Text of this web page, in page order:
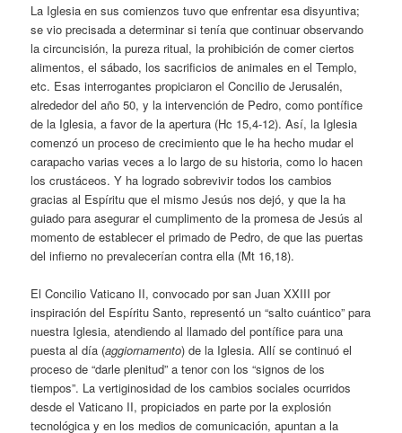
La Iglesia en sus comienzos tuvo que enfrentar esa disyuntiva;
se vio precisada a determinar si tenía que continuar observando
la circuncisión, la pureza ritual, la prohibición de comer ciertos
alimentos, el sábado, los sacrificios de animales en el Templo,
etc. Esas interrogantes propiciaron el Concilio de Jerusalén,
alrededor del año 50, y la intervención de Pedro, como pontífice
de la Iglesia, a favor de la apertura (Hc 15,4-12). Así, la Iglesia
comenzó un proceso de crecimiento que le ha hecho mudar el
carapacho varias veces a lo largo de su historia, como lo hacen
los crustáceos. Y ha logrado sobrevivir todos los cambios
gracias al Espíritu que el mismo Jesús nos dejó, y que la ha
guiado para asegurar el cumplimento de la promesa de Jesús al
momento de establecer el primado de Pedro, de que las puertas
del infierno no prevalecerían contra ella (Mt 16,18).
El Concilio Vaticano II, convocado por san Juan XXIII por
inspiración del Espíritu Santo, representó un “salto cuántico” para
nuestra Iglesia, atendiendo al llamado del pontífice para una
puesta al día (aggiornamento) de la Iglesia. Allí se continuó el
proceso de “darle plenitud” a tenor con los “signos de los
tiempos”. La vertiginosidad de los cambios sociales ocurridos
desde el Vaticano II, propiciados en parte por la explosión
tecnológica y en los medios de comunicación, apuntan a la